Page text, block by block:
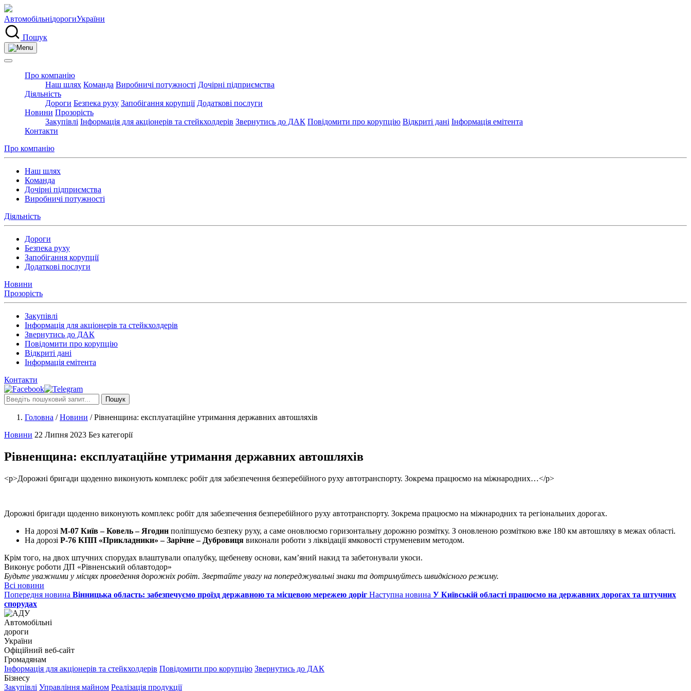
АвтомобільнідорогиУкраїни
Пошук
Про компанію
Наш шлях Команда Виробничі потужності Дочірні підприємства
Діяльність
Дороги Безпека руху Запобігання корупції Додаткові послуги
Новини Прозорість
Закупівлі Інформація для акціонерів та стейкхолдерів Звернутись до ДАК Повідомити про корупцію Відкриті дані Інформація емітента
Контакти
Про компанію
Наш шлях
Команда
Дочірні підприємства
Виробничі потужності
Діяльність
Дороги
Безпека руху
Запобігання корупції
Додаткові послуги
Новини
Прозорість
Закупівлі
Інформація для акціонерів та стейкхолдерів
Звернутись до ДАК
Повідомити про корупцію
Відкриті дані
Інформація емітента
Контакти
Пошук
Головна /Новини /Рівненщина: експлуатаційне утримання державних автошляхів
Новини 22 Липня 2023 Без категорії
Рівненщина: експлуатаційне утримання державних автошляхів
<p>Дорожні бригади щоденно виконують комплекс робіт для забезпечення безперебійного руху автотранспорту. Зокрема працюємо на міжнародних…</p>
Дорожні бригади щоденно виконують комплекс робіт для забезпечення безперебійного руху автотранспорту. Зокрема працюємо на міжнародних та регіональних дорогах.
На дорозі М-07 Київ – Ковель – Ягодин поліпшуємо безпеку руху, а саме оновлюємо горизонтальну дорожню розмітку. З оновленою розміткою вже 180 км автошляху в межах області.
На дорозі Р-76 КПП «Прикладники» – Зарічне – Дубровиця виконали роботи з ліквідації ямковості струменевим методом.
Крім того, на двох штучних спорудах влаштували опалубку, щебеневу основи, кам’яний накид та забетонували укоси.
Виконує роботи ДП «Рівненський облавтодор»
Будьте уважними у місцях проведення дорожніх робіт. Звертайте увагу на попереджувальні знаки та дотримуйтесь швидкісного режиму.
Всі новини
Попередня новина Вінницька область: забезпечуємо проїзд державною та місцевою мережею доріг Наступна новина У Київській області працюємо на державних дорогах та штучних
спорудах
Автомобільні
дороги
України
Офіційний веб‑сайт
Громадянам
Інформація для акціонерів та стейкхолдерів Повідомити про корупцію Звернутись до ДАК
Бізнесу
Закупівлі Управління майном Реалізація продукції